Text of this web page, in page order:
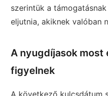
szerintük a
eljutnia, akiknek valóban
A nyugdíjasok most
figyelnek